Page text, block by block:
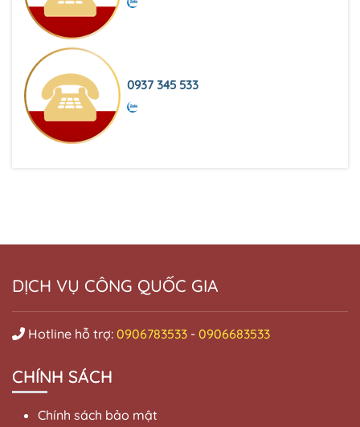
0937 345 533
DỊCH VỤ CÔNG QUỐC GIA
Hotline hỗ trợ: 0906783533 - 0906683533
CHÍNH SÁCH
Chính sách bảo mật